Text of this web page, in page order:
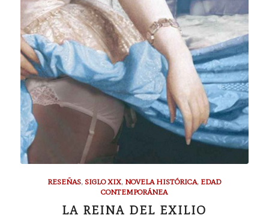
RESEÑAS, SIGLO XIX, NOVELA HISTÓRICA, EDAD
CONTEMPORÁNEA
LA REINA DEL EXILIO